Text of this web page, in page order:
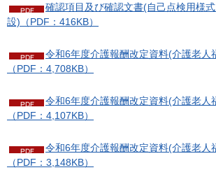
確認項目及び確認文書(自己点検用様
設)（PDF：416KB）
令和6年度介護報酬改定資料(介護老人
（PDF：4,708KB）
令和6年度介護報酬改定資料(介護老人
（PDF：4,107KB）
令和6年度介護報酬改定資料(介護老人
（PDF：3,148KB）